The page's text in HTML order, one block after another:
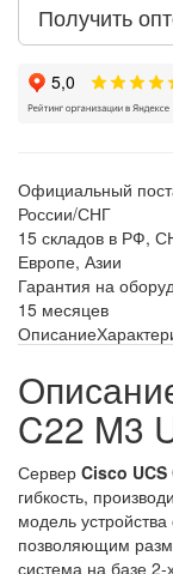
Получить
Официальный
России/СНГ
15 складов в РФ,
Европе, Азии
Гарантия на
15 месяцев
Описание
C22 M3
Сервер Cisco UCS
гибкость,
модель
позволяющим
система на базе